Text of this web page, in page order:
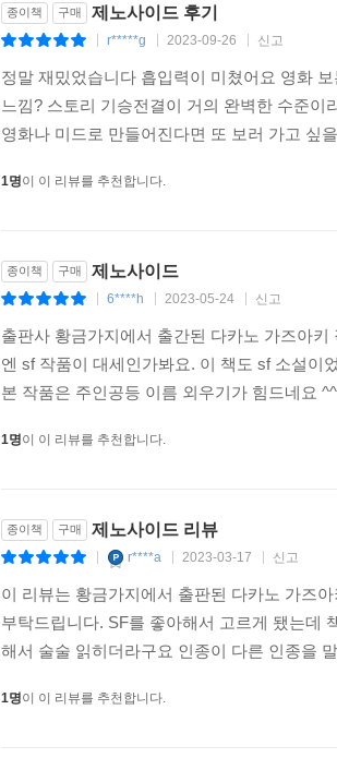
종이책 구매 제노사이드 후기
r*****g 2023-09-26 신고
정말 재밌었습니다 흡입력이 미쳤어요 영화
느낌? 스토리 기승전결이 거의 완벽한 수준
영화나 미드로 만들어진다면 또 보러 가고 싶
1명이 이 리뷰를 추천합니다.
종이책 구매 제노사이드
6****h 2023-05-24 신고
출판사 황금가지에서 출간된 다카노 가즈아
엔 sf 작품이 대세인가봐요. 이 책도 sf 소설이
본 작품은 주인공등 이름 외우기가 힘드네요
1명이 이 리뷰를 추천합니다.
종이책 구매 제노사이드 리뷰
r****a 2023-03-17 신고
이 리뷰는 황금가지에서 출판된 다카노 가즈
부탁드립니다. SF를 좋아해서 고르게 됐는데
해서 술술 읽히더라구요 인종이 다른 인종을
1명이 이 리뷰를 추천합니다.